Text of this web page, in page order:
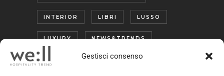
Gestisci consenso
INTERIOR LIBRI LUSSO
LUXURY NEWS&TRENDS
OUTDOOR PREVIEW